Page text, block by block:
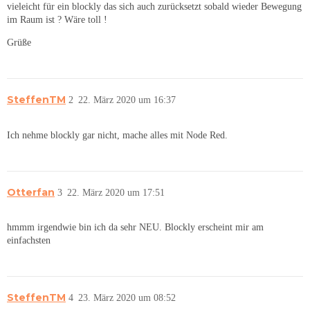
vieleicht für ein blockly das sich auch zurücksetzt sobald wieder Bewegung
im Raum ist ? Wäre toll !
Grüße
SteffenTM 22. März 2020 um 16:37
2
Ich nehme blockly gar nicht, mache alles mit Node Red.
Otterfan 22. März 2020 um 17:51
3
hmmm irgendwie bin ich da sehr NEU. Blockly erscheint mir am
einfachsten
SteffenTM 23. März 2020 um 08:52
4